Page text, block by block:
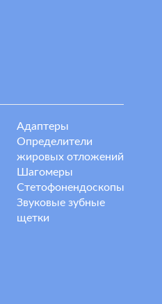
Адаптеры
Определители
жировых отложений
Шагомеры
Стетофонендоскопы
Звуковые зубные
щетки